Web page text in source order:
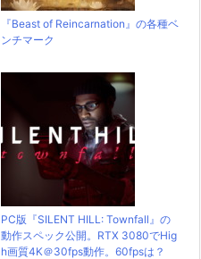
『Beast of Reincarnation』の各種ベ
ンチマーク
PC版『SILENT HILL: Townfall』の
動作スペック公開。RTX 3080でHig
h画質4K＠30fps動作。60fpsは？